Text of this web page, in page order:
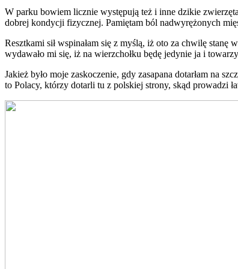
W parku bowiem licznie występują też i inne dzikie
dobrej kondycji fizycznej. Pamiętam ból nadwyrężonych
Resztkami sił wspinałam się z myślą, iż oto za chwilę
wydawało mi się, iż na wierzchołku będę jedynie ja i
Jakież było moje zaskoczenie, gdy zasapana dotarłam na
to Polacy, którzy dotarli tu z polskiej strony, skąd prowadzi